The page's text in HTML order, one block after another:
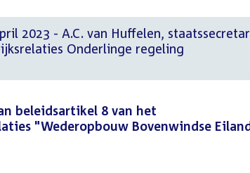
2023 - A.C. van Huffelen,
Onderlinge regeling
beleidsartikel 8 van het
"Wederopbouw Bovenwindse